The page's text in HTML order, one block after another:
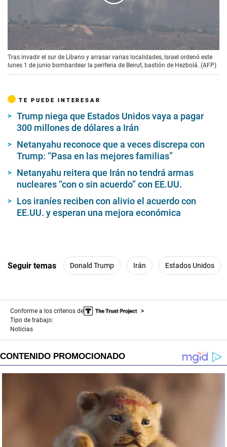
Tras invadir el sur de Líbano y arrasar varias localidades, Israel ordenó este
lunes 1 de junio bombardear la periferia de Beirut, bastión de Hezbolá. (AFP)
TE PUEDE INTERESAR
Trump niega que Estados Unidos vaya a pagar
300 millones de dólares a Irán
Netanyahu reconoce que a veces discrepa con
Trump: “Pasa en las mejores familias”
Netanyahu reitera que Irán no tendrá armas
nucleares “con o sin acuerdo” con EE.UU.
Los iraníes reciben con alivio el acuerdo con
EE.UU. y esperan una mejora económica
Seguir temas Donald Trump Irán Estados Unidos
Conforme a los criterios de
Tipo de trabajo:
Noticias